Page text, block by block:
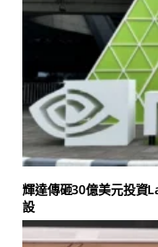
輝達傳砸30億美元投資
設